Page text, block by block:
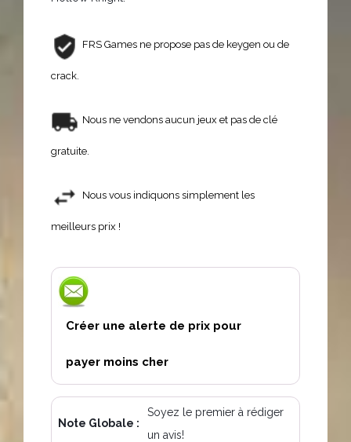
FRS Games ne propose pas de keygen ou de
crack.
Nous ne vendons aucun jeux et pas de clé
gratuite.
Nous vous indiquons simplement les
meilleurs prix !
Créer une alerte de prix pour
payer moins cher
Note Globale :
Soyez le premier à rédiger
un avis!